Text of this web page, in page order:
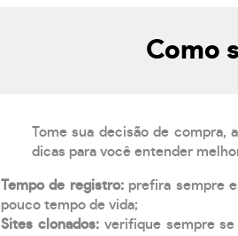
Como
Tome sua decisão de compra,
dicas para você entender
Tempo de registro: prefira sempre
pouco tempo de vida;
Sites clonados: verifique sempre